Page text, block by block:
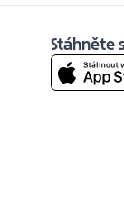
Stáhněte